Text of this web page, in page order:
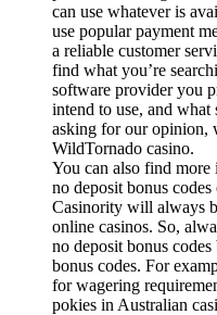
can use whatever is
use popular payment
a reliable customer
find what you’re
software provider you
intend to use, and
asking for our opinion,
WildTornado casino.
You can also find
no deposit bonus
Casinority will always
online casinos. So,
no deposit bonus
bonus codes. For
for wagering
pokies in Australian